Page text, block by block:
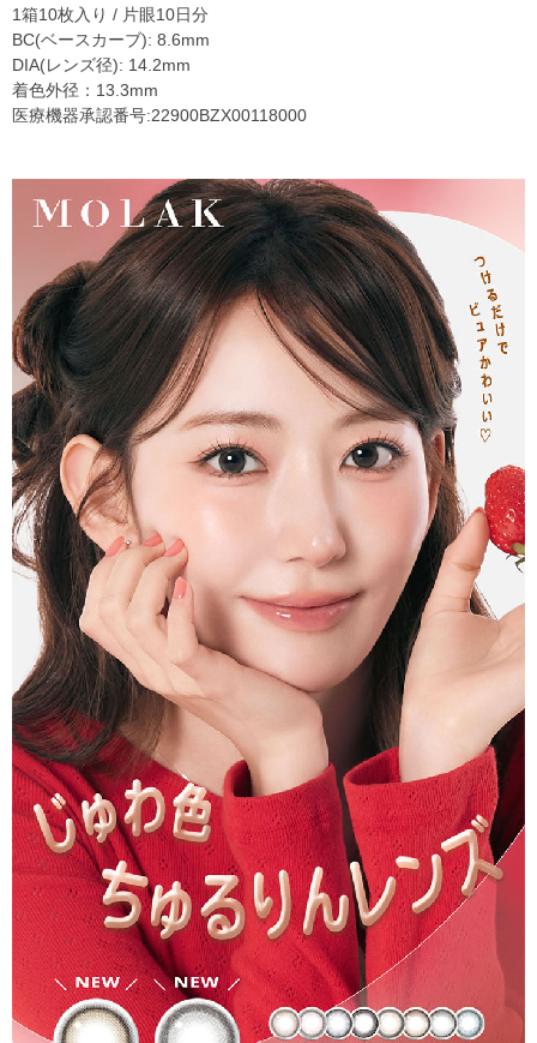
1箱10枚入り / 片眼10日分
BC(ベースカーブ): 8.6mm
DIA(レンズ径): 14.2mm
着色外径：13.3mm
医療機器承認番号:22900BZX00118000